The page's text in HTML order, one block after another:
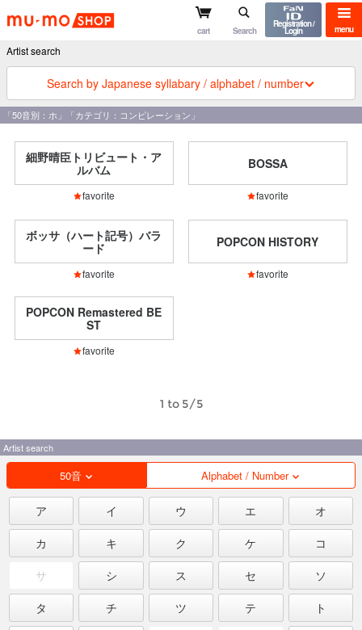
menu
mu-mo shop
cart Search
Registration /
Login
Artist search
Search by Japanese syllabary / alphabet / number
「50音別：ホ」「カテゴリ：コンピレーション」
細野晴臣トリビュート・ア
ルバム
favorite
BOSSA
favorite
ボッサ（ハート記号）バラ
ード
favorite
POPCON HISTORY
favorite
POPCON Remastered BE
ST
favorite
1 to 5/5
Artist search
50音 Alphabet / Number
ア イ ウ エ
オ
カ
キ ク ケ
コ
サ
シ ス セ
ソ
タ
チ ツ テ
ト